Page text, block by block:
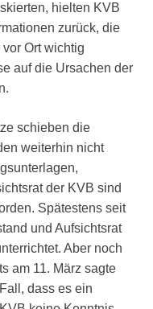
hielten KVB
zurück, die
Ort wichtig
auf die Ursachen der
schieben die
weiterhin nicht
der KVB sind
Spätestens seit
und Aufsichtsrat
Aber noch
am 11. März sagte
dass es ein